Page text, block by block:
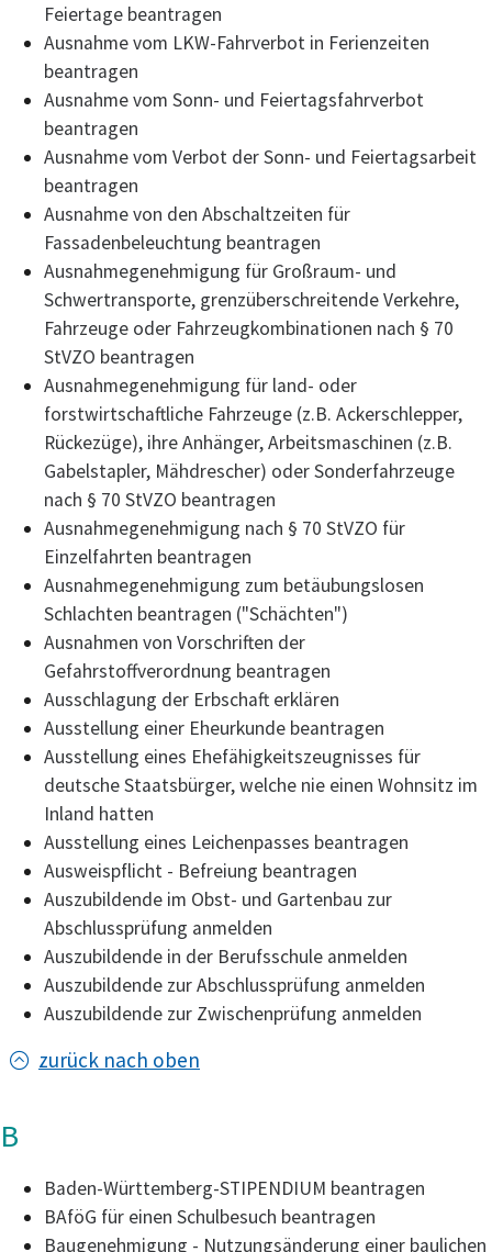
Feiertage beantragen
Ausnahme vom LKW-Fahrverbot in Ferienzeiten
beantragen
Ausnahme vom Sonn- und Feiertagsfahrverbot
beantragen
Ausnahme vom Verbot der Sonn- und Feiertagsarbeit
beantragen
Ausnahme von den Abschaltzeiten für
Fassadenbeleuchtung beantragen
Ausnahmegenehmigung für Großraum- und
Schwertransporte, grenzüberschreitende Verkehre,
Fahrzeuge oder Fahrzeugkombinationen nach § 70
StVZO beantragen
Ausnahmegenehmigung für land- oder
forstwirtschaftliche Fahrzeuge (z.B. Ackerschlepper,
Rückezüge), ihre Anhänger, Arbeitsmaschinen (z.B.
Gabelstapler, Mähdrescher) oder Sonderfahrzeuge
nach § 70 StVZO beantragen
Ausnahmegenehmigung nach § 70 StVZO für
Einzelfahrten beantragen
Ausnahmegenehmigung zum betäubungslosen
Schlachten beantragen ("Schächten")
Ausnahmen von Vorschriften der
Gefahrstoffverordnung beantragen
Ausschlagung der Erbschaft erklären
Ausstellung einer Eheurkunde beantragen
Ausstellung eines Ehefähigkeitszeugnisses für
deutsche Staatsbürger, welche nie einen Wohnsitz im
Inland hatten
Ausstellung eines Leichenpasses beantragen
Ausweispflicht - Befreiung beantragen
Auszubildende im Obst- und Gartenbau zur
Abschlussprüfung anmelden
Auszubildende in der Berufsschule anmelden
Auszubildende zur Abschlussprüfung anmelden
Auszubildende zur Zwischenprüfung anmelden
zurück nach oben
B
Baden-Württemberg-STIPENDIUM beantragen
BAföG für einen Schulbesuch beantragen
Baugenehmigung - Nutzungsänderung einer baulichen